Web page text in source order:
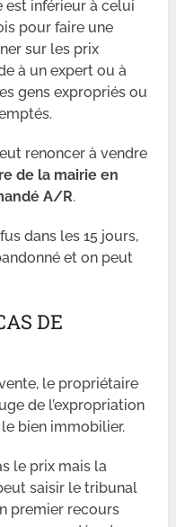
est inférieur à celui
pour faire une
sur les prix
à un expert ou à
gens expropriés ou
renoncer à vendre
de la mairie en
A/R.
dans les 15 jours,
et on peut
DE
le propriétaire
de l’expropriation
bien immobilier.
le prix mais la
saisir le tribunal
premier recours